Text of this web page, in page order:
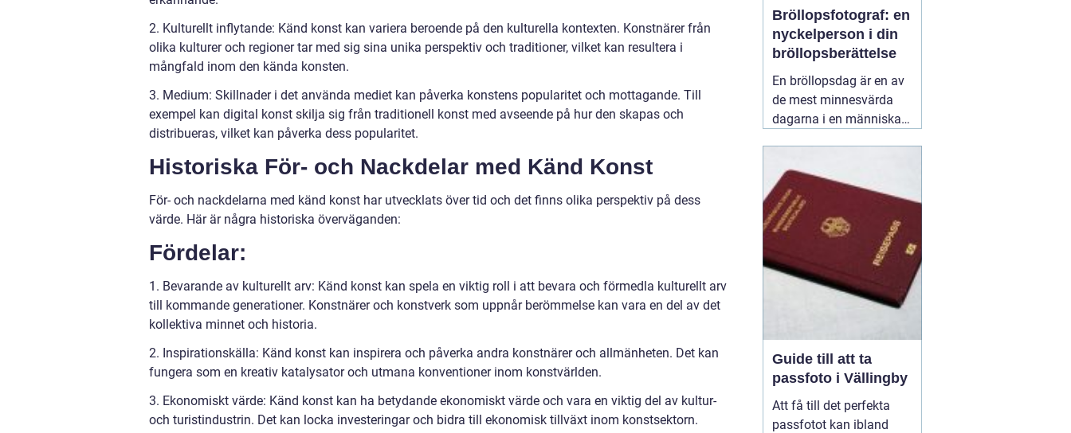
2. Kulturellt inflytande: Känd konst kan variera beroende på den kulturella kontexten. Konstnärer från
olika kulturer och regioner tar med sig sina unika perspektiv och traditioner, vilket kan resultera i
mångfald inom den kända konsten.
3. Medium: Skillnader i det använda mediet kan påverka konstens popularitet och mottagande. Till
exempel kan digital konst skilja sig från traditionell konst med avseende på hur den skapas och
distribueras, vilket kan påverka dess popularitet.
Historiska För- och Nackdelar med Känd Konst
För- och nackdelarna med känd konst har utvecklats över tid och det finns olika perspektiv på dess
värde. Här är några historiska överväganden:
Fördelar:
1. Bevarande av kulturellt arv: Känd konst kan spela en viktig roll i att bevara och förmedla kulturellt arv
till kommande generationer. Konstnärer och konstverk som uppnår berömmelse kan vara en del av det
kollektiva minnet och historia.
2. Inspirationskälla: Känd konst kan inspirera och påverka andra konstnärer och allmänheten. Det kan
fungera som en kreativ katalysator och utmana konventioner inom konstvärlden.
3. Ekonomiskt värde: Känd konst kan ha betydande ekonomiskt värde och vara en viktig del av kultur-
och turistindustrin. Det kan locka investeringar och bidra till ekonomisk tillväxt inom konstsektorn.
Bröllopsfotograf: en
nyckelperson i din
bröllopsberättelse
En bröllopsdag är en av
de mest minnesvärda
dagarna i en människas
känslosamma stunder
som man vill för evigt
bevara i minnet.
september 2025
Guide till att ta
passfoto i Vällingby
Att få till det perfekta
passfotot kan ibland